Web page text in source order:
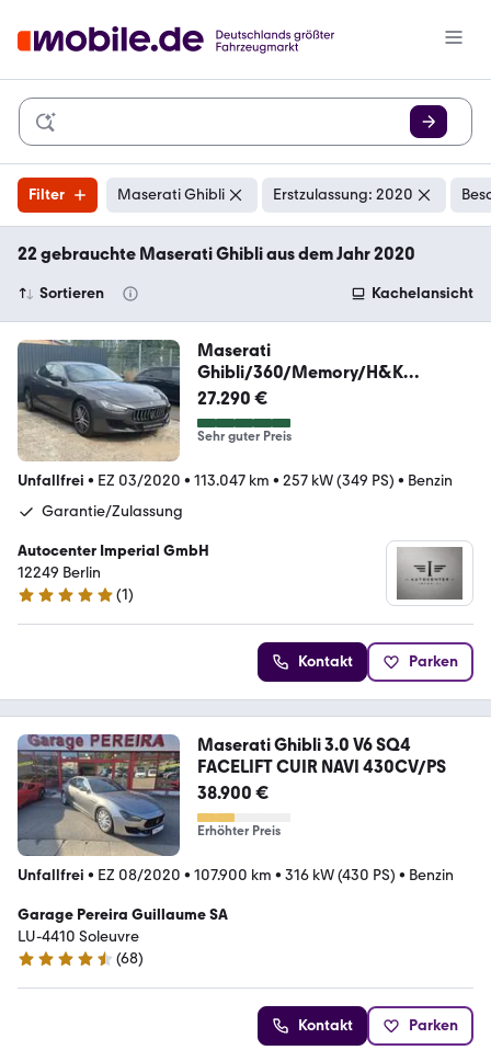
Filter Maserati Ghibli Erstzulassung: 2020
22 gebrauchte Maserati Ghibli aus dem Jahr 2020
Sortieren Kachelansicht
Maserati
Ghibli/360/Memory/H&K
Sound/Tot-W./Spur/V6/Apple
27.290 €
Sehr guter Preis
Unfallfrei • EZ 03/2020 • 113.047 km • 257 kW (349 PS) • Benzin
Garantie/Zulassung
Autocenter Imperial GmbH
12249 Berlin
5 Sterne
(1)
Kontakt Parken
Maserati Ghibli 3.0 V6 SQ4
FACELIFT CUIR NAVI 430CV/PS
38.900 €
Erhöhter Preis
Unfallfrei • EZ 08/2020 • 107.900 km • 316 kW (430 PS) • Benzin
Garage Pereira Guillaume SA
LU-4410 Soleuvre
4.3 Sterne
(68)
Kontakt Parken